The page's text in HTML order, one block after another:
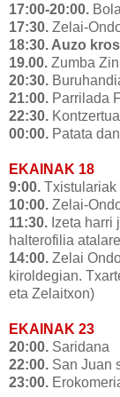
17:00-20:00.
17:30. Zelai-
18:30. Auzo
19.00. Zumba Zin
20:30.
21:00. Parrilada
22:30.
00:00. Patata
EKAINAK 18
9:00. Txistulariak
10:00. Zelai-
11:30. Izeta
halterofilia
14:00. Zelai
kiroldegian.
eta Zelaitxon)
EKAINAK 23
20:00. Saridana
22:00. San Juan
23:00.